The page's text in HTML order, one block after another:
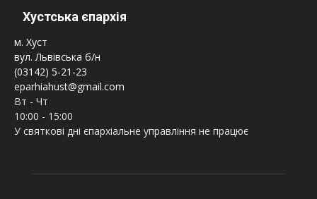
Хустська єпархія
м. Хуст
вул. Львівська б/н
(03142) 5-21-23
eparhiahust@gmail.com
Вт - Чт
10:00 - 15:00
У святкові дні єпархіальне управління не працює